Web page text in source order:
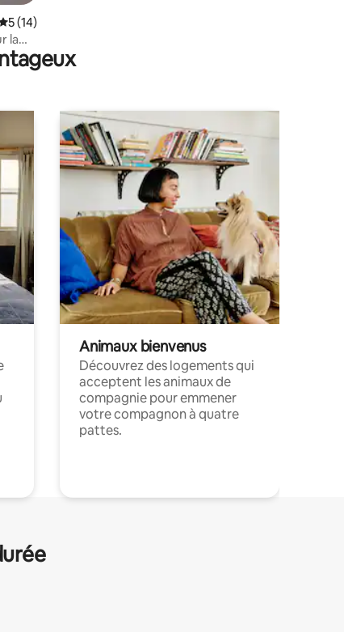
moyenne sur la base de 14 commentaires : 5 sur 5
5 (14)
la
Animaux bienvenus
Découvrez des logements qui
acceptent les animaux de
compagnie pour emmener
votre compagnon à quatre
pattes.